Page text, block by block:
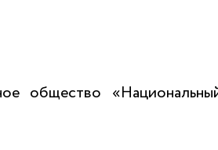
общество